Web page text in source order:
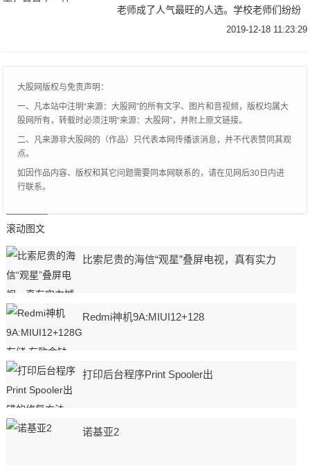
老师成了人气最旺的人选。学校老师们纷纷
夸他：“他把自己的声乐专长用到带班管班
2019-12-18 11:23:29
大股网版权与免责声明：
一、凡本站中注明“来源：大股网”的所有文字、图片和音视频，版权均属大
股网所有，转载时必须注明“来源：大股网”，并附上原文链接。
二、凡来源非大股网的（作品）只代表本网传播该消息，并不代表赞同其观
点。
如因作品内容、版权和其它问题需要同本网联系的，请在见网后30日内进
行联系。
滚动图文
比索尼贵的海信“观星”叠屏电视，真有实力
Redmi神机9A:MIUI12+128
打印后台程序Print Spooler出
诺基亚2